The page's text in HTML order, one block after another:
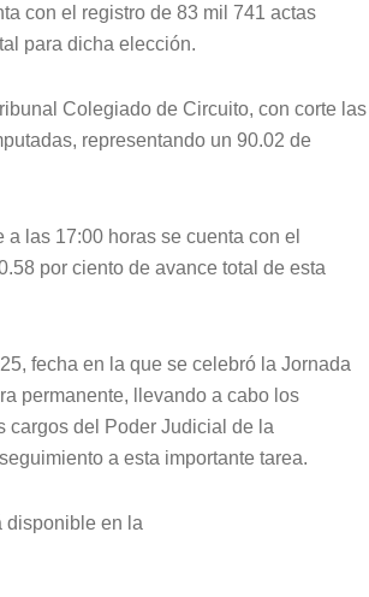
con el registro de 83 mil 741 actas
para dicha elección.
Colegiado de Circuito, con corte las
representando un 90.02 de
las 17:00 horas se cuenta con el
por ciento de avance total de esta
fecha en la que se celebró la Jornada
permanente, llevando a cabo los
cargos del Poder Judicial de la
a esta importante tarea.
disponible en la